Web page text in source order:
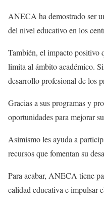
ANECA ha demostrado ser
del nivel educativo en los
También, el impacto
limita al ámbito académico.
desarrollo profesional de los
Gracias a sus programas y
oportunidades para mejorar
Asimismo les ayuda a
recursos que fomentan su
Para acabar, ANECA tiene
calidad educativa e impulsar